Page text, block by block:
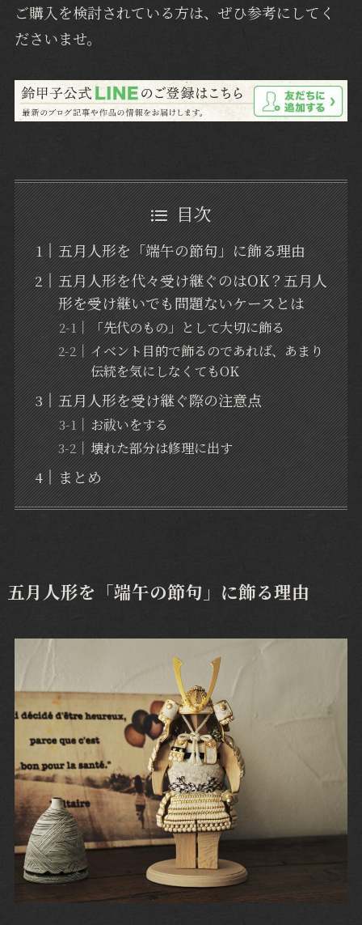
ご購入を検討されている方は、ぜひ参考にしてく
ださいませ。
目次
五月人形を「端午の節句」に飾る理由
五月人形を代々受け継ぐのはOK？五月人
形を受け継いでも問題ないケースとは
「先代のもの」として大切に飾る
イベント目的で飾るのであれば、あまり
伝統を気にしなくてもOK
五月人形を受け継ぐ際の注意点
お祓いをする
壊れた部分は修理に出す
まとめ
五月人形を「端午の節句」に飾る理由